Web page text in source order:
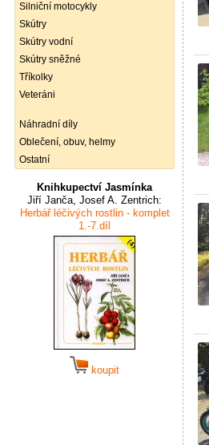
Silniční motocykly
Skútry
Skútry vodní
Skútry sněžné
Tříkolky
Veteráni
Náhradní díly
Oblečení, obuv, helmy
Ostatní
Knihkupectví Jasmínka
Jiří Janča, Josef A. Zentrich:
Herbář léčivých rostlin - komplet
1.-7.díl
koupit